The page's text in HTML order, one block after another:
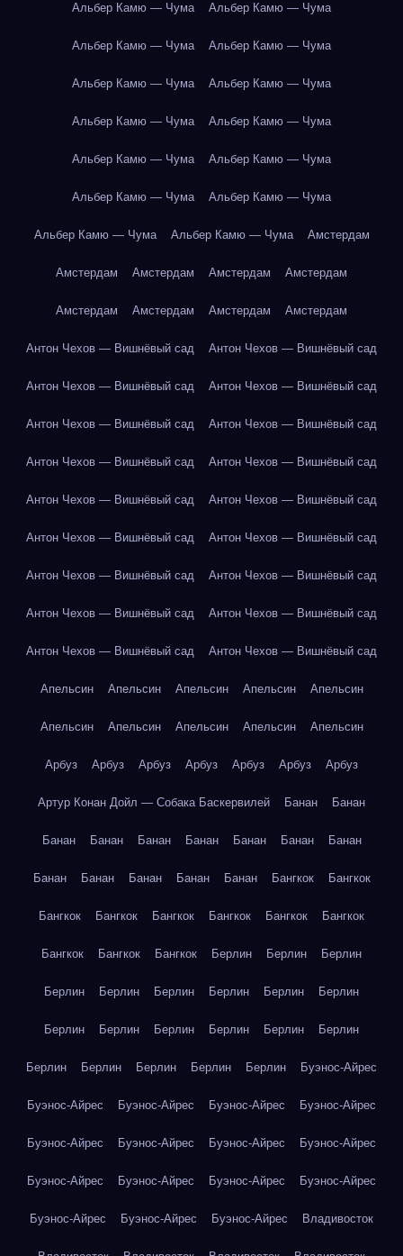
Альбер Камю — Чума Альбер Камю — Чума
Альбер Камю — Чума Альбер Камю — Чума
Альбер Камю — Чума Альбер Камю — Чума
Альбер Камю — Чума Альбер Камю — Чума
Альбер Камю — Чума Альбер Камю — Чума
Альбер Камю — Чума Альбер Камю — Чума
Альбер Камю — Чума Альбер Камю — Чума Амстердам
Амстердам Амстердам Амстердам Амстердам
Амстердам Амстердам Амстердам Амстердам
Антон Чехов — Вишнёвый сад Антон Чехов — Вишнёвый сад
Антон Чехов — Вишнёвый сад Антон Чехов — Вишнёвый сад
Антон Чехов — Вишнёвый сад Антон Чехов — Вишнёвый сад
Антон Чехов — Вишнёвый сад Антон Чехов — Вишнёвый сад
Антон Чехов — Вишнёвый сад Антон Чехов — Вишнёвый сад
Антон Чехов — Вишнёвый сад Антон Чехов — Вишнёвый сад
Антон Чехов — Вишнёвый сад Антон Чехов — Вишнёвый сад
Антон Чехов — Вишнёвый сад Антон Чехов — Вишнёвый сад
Антон Чехов — Вишнёвый сад Антон Чехов — Вишнёвый сад
Апельсин Апельсин Апельсин Апельсин Апельсин
Апельсин Апельсин Апельсин Апельсин Апельсин
Арбуз Арбуз Арбуз Арбуз Арбуз Арбуз Арбуз
Артур Конан Дойл — Собака Баскервилей Банан Банан
Банан Банан Банан Банан Банан Банан Банан
Банан Банан Банан Банан Банан Бангкок Бангкок
Бангкок Бангкок Бангкок Бангкок Бангкок Бангкок
Бангкок Бангкок Бангкок Берлин Берлин Берлин
Берлин Берлин Берлин Берлин Берлин Берлин
Берлин Берлин Берлин Берлин Берлин Берлин
Берлин Берлин Берлин Берлин Берлин Буэнос-Айрес
Буэнос-Айрес Буэнос-Айрес Буэнос-Айрес Буэнос-Айрес
Буэнос-Айрес Буэнос-Айрес Буэнос-Айрес Буэнос-Айрес
Буэнос-Айрес Буэнос-Айрес Буэнос-Айрес Буэнос-Айрес
Буэнос-Айрес Буэнос-Айрес Буэнос-Айрес Владивосток